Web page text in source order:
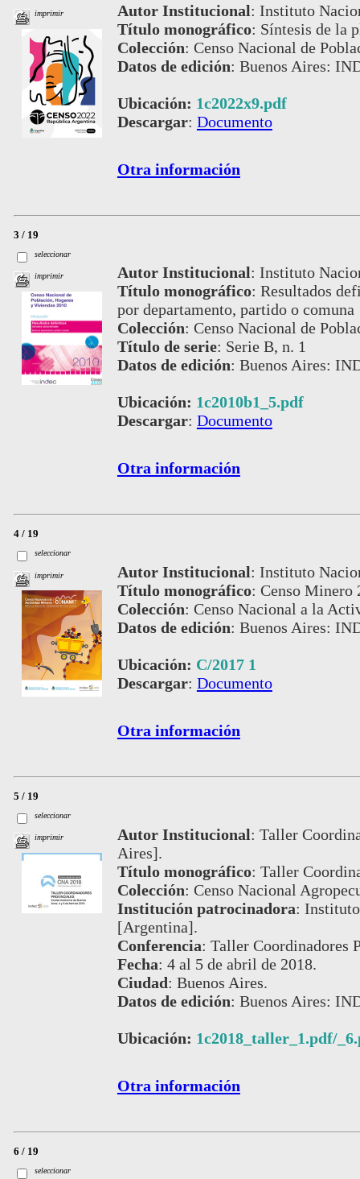
imprimir Autor Institucional: Instituto
Título monográfico: Síntesis de la
Colección: Censo Nacional de
Datos de edición: Buenos Aires:
Ubicación: 1c2022x9.pdf
Descargar: Documento
Otra información
3 / 19
seleccionar
imprimir Autor Institucional: Instituto
Título monográfico: Resultados
por departamento, partido o comuna
Colección: Censo Nacional de
Título de serie: Serie B, n. 1
Datos de edición: Buenos Aires:
Ubicación: 1c2010b1_5.pdf
Descargar: Documento
Otra información
4 / 19
seleccionar
imprimir Autor Institucional: Instituto
Título monográfico: Censo Minero
Colección: Censo Nacional a la
Datos de edición: Buenos Aires:
Ubicación: C/2017 1
Descargar: Documento
Otra información
5 / 19
seleccionar
imprimir Autor Institucional: Taller
Aires].
Título monográfico: Taller
Colección: Censo Nacional
Institución patrocinadora:
[Argentina].
Conferencia: Taller Coordinadores
Fecha: 4 al 5 de abril de 2018.
Ciudad: Buenos Aires.
Datos de edición: Buenos Aires:
Ubicación: 1c2018_taller_1.pdf/
Otra información
6 / 19
seleccionar